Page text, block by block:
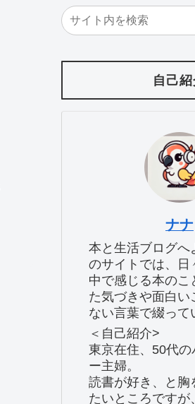
自己
ナナ
本と生活ブログへ
のサイトでは、日
中で感じる本のこ
た気づきや面白い
ない言葉で綴って
＜自己紹介>
東京在住、50代
ー主婦。
読書が好き、と胸
たいところですが